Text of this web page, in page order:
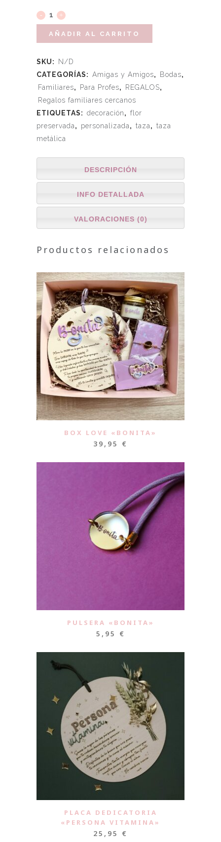
AÑADIR AL CARRITO
SKU:
N/D
CATEGORÍAS: Amigas y Amigos, Bodas,
Familiares, Para Profes, REGALOS,
Regalos familiares cercanos
ETIQUETAS: decoración, flor
preservada, personalizada, taza, taza
metálica
DESCRIPCIÓN
INFO DETALLADA
VALORACIONES (0)
Productos relacionados
BOX LOVE «BONITA»
39,95 €
PULSERA «BONITA»
5,95 €
PLACA DEDICATORIA
«PERSONA VITAMINA»
25,95 €